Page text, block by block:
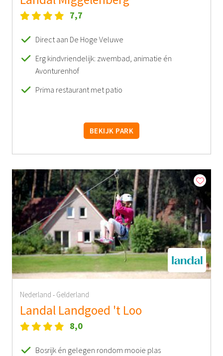
7,7
Direct aan De Hoge Veluwe
Erg kindvriendelijk: zwembad, animatie én
Avonturenhof
Prima restaurant met patio
BEKIJK PARK
Nederland - Gelderland
Landal Landgoed 't Loo
8,0
Bosrijk én gelegen rondom mooie plas